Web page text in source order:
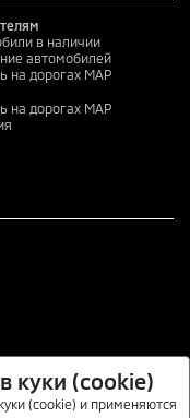
в наличии
автомобилей
на дорогах MAP
на дорогах MAP
куки (cookie)
(cookie) и применяются